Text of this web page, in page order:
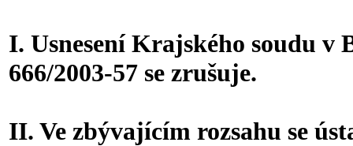
I. Usnesení Krajského soudu v
666/2003-57 se zrušuje.
II. Ve zbývajícím rozsahu se